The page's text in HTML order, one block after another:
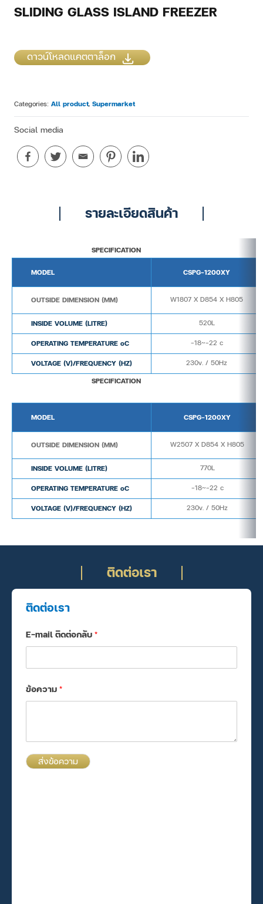
SLIDING GLASS ISLAND FREEZER
ดาวน์โหลดแคตตาล็อก
Categories: All product, Supermarket
Social media
รายละเอียดสินค้า
SPECIFICATION
MODEL CSPG-1200XY
OUTSIDE DIMENSION (MM) W1807 X D854 X H805
INSIDE VOLUME (LITRE) 520L
OPERATING TEMPERATURE oC -18~-22 c
VOLTAGE (V)/FREQUENCY (HZ) 230v. / 50Hz
SPECIFICATION
MODEL CSPG-1200XY
OUTSIDE DIMENSION (MM) W2507 X D854 X H805
INSIDE VOLUME (LITRE) 770L
OPERATING TEMPERATURE oC -18~-22 c
VOLTAGE (V)/FREQUENCY (HZ) 230v. / 50Hz
ติดต่อเรา
ติดต่อเรา
E-mail ติดต่อกลับ*
ข้อความ*
ส่งข้อความ